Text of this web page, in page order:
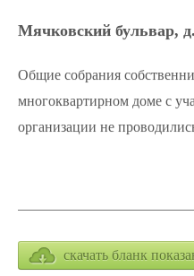
Мячковский бульвар,
Общие собрания
многоквартирном доме с
организации не
скачать бланк